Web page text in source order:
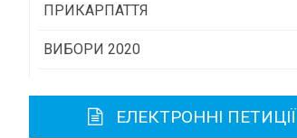
ПРИКАРПАТТЯ
Історична довідка
Карта області
ВИБОРИ 2020
ЕЛЕКТРОННІ ПЕТИЦІЇ